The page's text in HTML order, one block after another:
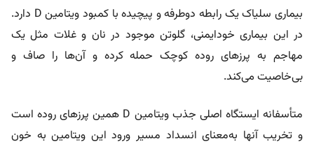
بیماری سلیاک یک رابطه دوطرفه و پیچیده با کمبود ویتامین D دارد.
در این بیماری خودایمنی، گلوتن موجود در نان و غلات مثل یک
مهاجم به پرزهای روده کوچک حمله کرده و آن‌ها را صاف و
بی‌خاصیت می‌کند.
متأسفانه ایستگاه اصلی جذب ویتامین D همین پرزهای روده است
و تخریب آنها به‌معنای انسداد مسیر ورود این ویتامین به خون